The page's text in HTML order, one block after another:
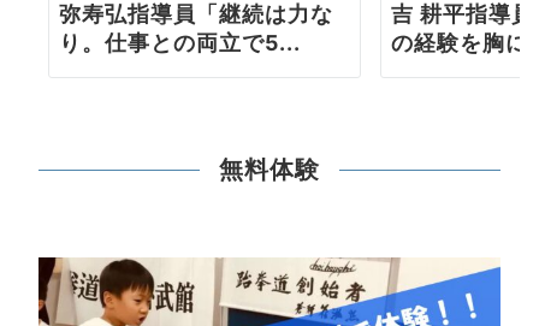
弥寿弘指導員「継続は力な
り。仕事との両立で5...
吉 耕平指導
の経験を胸に
無料体験